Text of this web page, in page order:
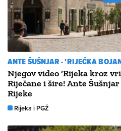
ANTE ŠUŠNJAR - 'RIJEČKA
Njegov video ‘Rijeka kroz
Riječane i šire! Ante
Rijeke
Rijeka i PGŽ